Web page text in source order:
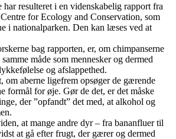
har resulteret i en videnskabelig rapport fra
for Ecology and Conservation, som
i nationalparken. Den kan læses ved at
bag rapporten, er, om chimpanserne
måde som mennesker og dermed
og afslappethed.
aberne ligefrem opsøger de gærende
formål for øje. Gør de det, er det måske
der ”opfandt” det med, at alkohol og
at mange andre dyr – fra bananfluer til
at gå efter frugt, der gærer og dermed